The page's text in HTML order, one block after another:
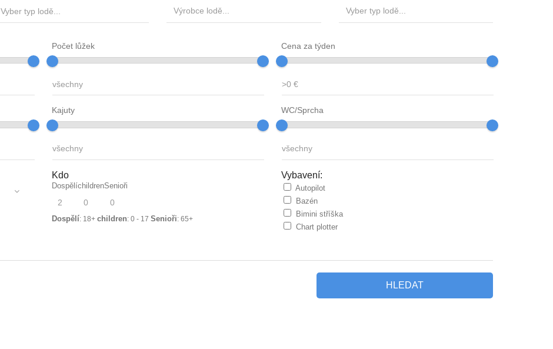
Vyber typ lodě...
Počet lůžek Cena za týden
Kajuty WC/Sprcha
Kdo
DospělíchildrenSenioři
Dospělí: 18+ children: 0 - 17 Senioři: 65+
Vybavení:
Autopilot
Bazén
Bimini stříška
Chart plotter
HLEDAT